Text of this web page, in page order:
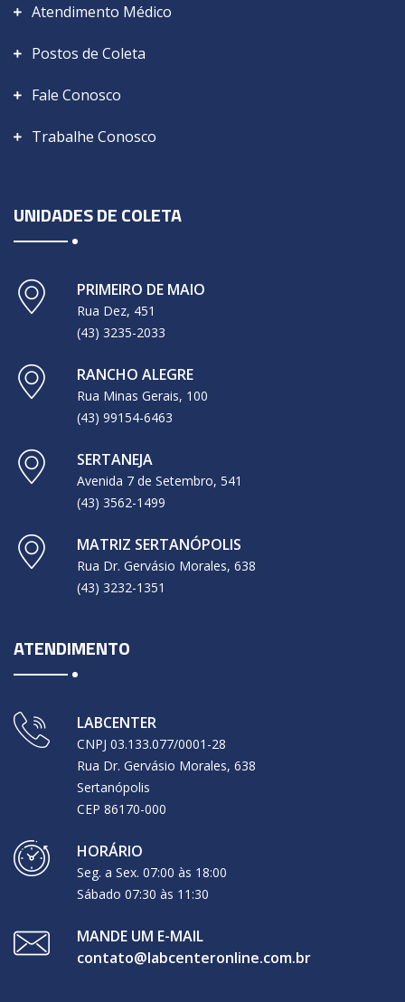
Atendimento Médico
Postos de Coleta
Fale Conosco
Trabalhe Conosco
UNIDADES DE COLETA
PRIMEIRO DE MAIO
Rua Dez, 451
(43) 3235-2033
RANCHO ALEGRE
Rua Minas Gerais, 100
(43) 99154-6463
SERTANEJA
Avenida 7 de Setembro, 541
(43) 3562-1499
MATRIZ SERTANÓPOLIS
Rua Dr. Gervásio Morales, 638
(43) 3232-1351
ATENDIMENTO
LABCENTER
CNPJ 03.133.077/0001-28
Rua Dr. Gervásio Morales, 638
Sertanópolis
CEP 86170-000
HORÁRIO
Seg. a Sex. 07:00 às 18:00
Sábado 07:30 às 11:30
MANDE UM E-MAIL
contato@labcenteronline.com.br